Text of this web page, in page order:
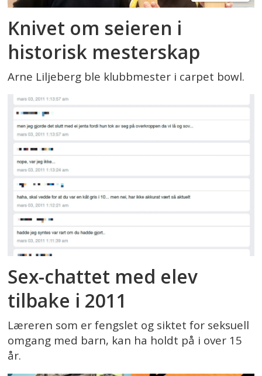
Knivet om seieren i
historisk mesterskap
Arne Liljeberg ble klubbmester i carpet bowl.
Sex-chattet med elev
tilbake i 2011
Læreren som er fengslet og siktet for seksuell
omgang med barn, kan ha holdt på i over 15
år.